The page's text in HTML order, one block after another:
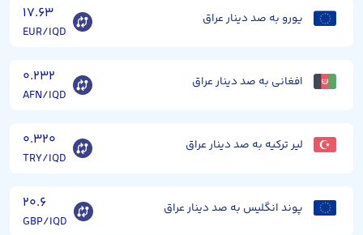
یورو به صد دینار عراق ۱۷.۶۳
EUR/IQD
افغانی به صد دینار عراق ۰.۲۳۲
AFN/IQD
لیر ترکیه به صد دینار عراق ۰.۳۲۰
TRY/IQD
پوند انگلیس به صد دینار عراق ۲۰.۶
GBP/IQD